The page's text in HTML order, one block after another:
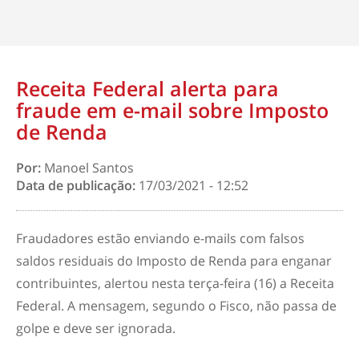
Receita Federal alerta para
fraude em e-mail sobre Imposto
de Renda
Por: Manoel Santos
Data de publicação: 17/03/2021 - 12:52
Fraudadores estão enviando e-mails com falsos
saldos residuais do Imposto de Renda para enganar
contribuintes, alertou nesta terça-feira (16) a Receita
Federal. A mensagem, segundo o Fisco, não passa de
golpe e deve ser ignorada.